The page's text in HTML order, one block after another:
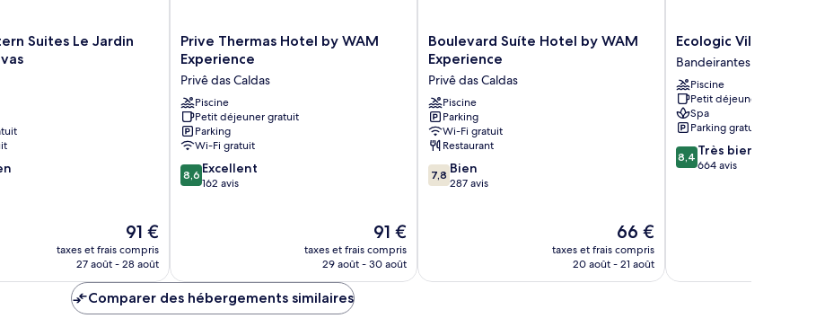
Suites Le Jardin
Le
nouveau
prix
de
91 €
taxes et frais compris
27 août - 28 août
Prive
Thermas
Hotel
by
WAM
Experience
Privê
das
Caldas
Prive Thermas Hotel by WAM
Experience
Privê das Caldas
Piscine
Petit déjeuner gratuit
Parking
Wi-Fi gratuit
8.6
sur
8,6 Excellent
162 avis
Le
nouveau
prix
91 €
taxes et frais compris
29 août - 30 août
Boulevard
Suíte
Hotel
by
WAM
Experience
Privê
das
Caldas
Boulevard Suíte Hotel by WAM
Experience
Privê das Caldas
Piscine
Parking
Wi-Fi gratuit
Restaurant
7.8
sur
7,8 Bien
287 avis
Le
nouveau
prix
66 €
taxes et frais compris
20 août - 21 août
Ecologic
Ville
Resort
Bandeirantes
Ecologic Ville Resort
Bandeirantes
Piscine
Petit déjeuner gratuit
Spa
Parking gratuit
8.4
sur
8,4 Très bien
664 avis
Comparer des hébergements similaires